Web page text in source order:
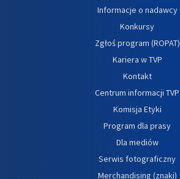
Informacje o nadawcy
Konkursy
Zgłoś program (ROPAT)
Kariera w TVP
Kontakt
Centrum informacji TVP
Komisja Etyki
Program dla prasy
Dla mediów
Serwis fotograficzny
Merchandising (znaki)